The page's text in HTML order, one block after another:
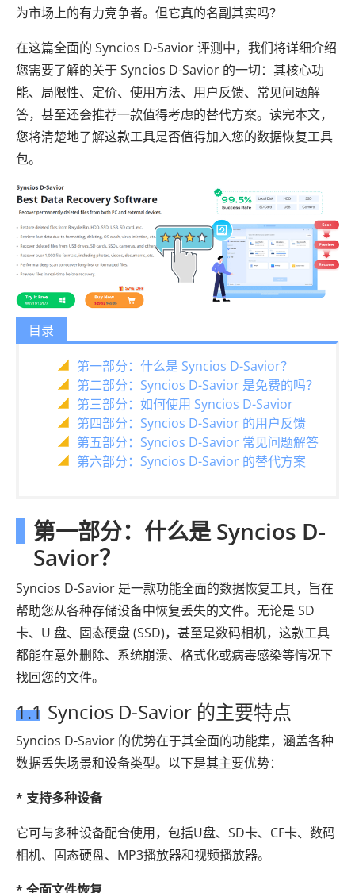
为市场上的有力竞争者。但它真的名副其实吗？
在这篇全面的 Syncios D-Savior 评测中，我们将详细介绍
您需要了解的关于 Syncios D-Savior 的一切：其核心功
能、局限性、定价、使用方法、用户反馈、常见问题解
答，甚至还会推荐一款值得考虑的替代方案。读完本文，
您将清楚地了解这款工具是否值得加入您的数据恢复工具
包。
目录
第一部分：什么是 Syncios D-Savior？
第二部分：Syncios D-Savior 是免费的吗？
第三部分：如何使用 Syncios D-Savior
第四部分：Syncios D-Savior 的用户反馈
第五部分：Syncios D-Savior 常见问题解答
第六部分：Syncios D-Savior 的替代方案
第一部分：什么是 Syncios D-
Savior？
Syncios D-Savior 是一款功能全面的数据恢复工具，旨在
帮助您从各种存储设备中恢复丢失的文件。无论是 SD
卡、U 盘、固态硬盘 (SSD)，甚至是数码相机，这款工具
都能在意外删除、系统崩溃、格式化或病毒感染等情况下
找回您的文件。
1.1 Syncios D-Savior 的主要特点
Syncios D-Savior 的优势在于其全面的功能集，涵盖各种
数据丢失场景和设备类型。以下是其主要优势：
* 支持多种设备
它可与多种设备配合使用，包括U盘、SD卡、CF卡、数码
相机、固态硬盘、MP3播放器和视频播放器。
* 全面文件恢复